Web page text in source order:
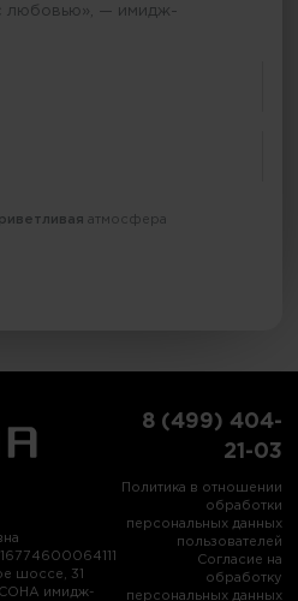
любовью», — имидж-
атмосфера
шоссе, 31
имидж-
8 (499) 404-
21-03
Политика в отношении
обработки
персональных данных
пользователей
Согласие на
обработку
персональных данных